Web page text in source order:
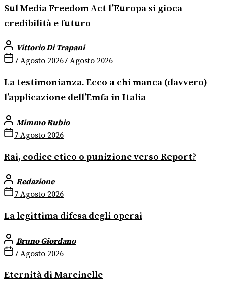
Sul Media Freedom Act l’Europa si gioca
credibilità e futuro
Vittorio Di Trapani
7 Agosto 20267 Agosto 2026
La testimonianza. Ecco a chi manca (davvero)
l’applicazione dell’Emfa in Italia
Mimmo Rubio
7 Agosto 2026
Rai, codice etico o punizione verso Report?
Redazione
7 Agosto 2026
La legittima difesa degli operai
Bruno Giordano
7 Agosto 2026
Eternità di Marcinelle